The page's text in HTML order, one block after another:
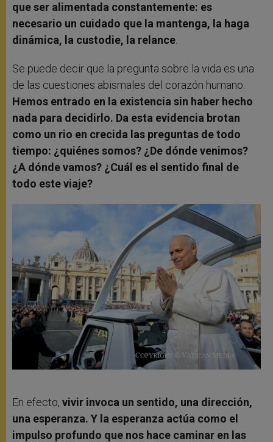
que ser alimentada constantemente: es
necesario un cuidado que la mantenga, la haga
dinámica, la custodie, la relance
Se puede decir que la pregunta sobre la vida es una
de las cuestiones abismales del corazón humano.
Hemos entrado en la existencia sin haber hecho
nada para decidirlo. Da esta evidencia brotan
como un rio en crecida las preguntas de todo
tiempo: ¿quiénes somos? ¿De dónde venimos?
¿A dónde vamos? ¿Cuál es el sentido final de
todo este viaje?
En efecto, vivir invoca un sentido, una dirección,
una esperanza. Y la esperanza actúa como el
impulso profundo que nos hace caminar en las